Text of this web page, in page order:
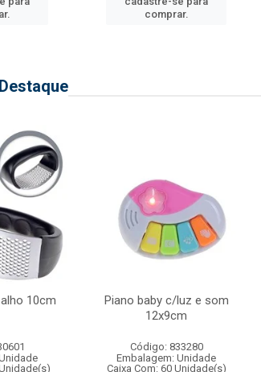
comprar.
10cm
Piano baby c/luz e som
12x9cm
Código: 833280
Embalagem: Unidade
Caixa Com: 60 Unidade(s)